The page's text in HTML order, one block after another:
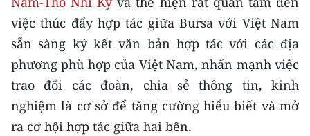
Đồng bằng sông Cửu Long
Chuyên trang Hà Nội
Chuyên trang TP. Hồ Chí Minh
CHUYÊN ĐỀ
việc thúc đẩy hợp tác giữa Bursa với Việt Nam
sẵn sàng ký kết văn bản hợp tác với các địa
phương phù hợp của Việt Nam, nhấn mạnh việc
trao đổi các đoàn, chia sẻ thông tin, kinh
nghiệm là cơ sở để tăng cường hiểu biết và mở
ra cơ hội hợp tác giữa hai bên.